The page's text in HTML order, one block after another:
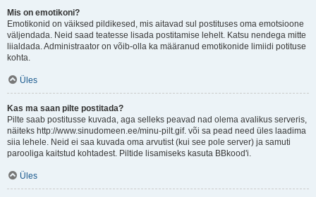
Mis on emotikoni?
Emotikonid on väiksed pildikesed, mis aitavad sul postituses oma emotsioone
väljendada. Neid saad teatesse lisada postitamise lehelt. Katsu nendega mitte
liialdada. Administraator on võib-olla ka määranud emotikonide limiidi potituse
kohta.
Üles
Kas ma saan pilte postitada?
Pilte saab postitusse kuvada, aga selleks peavad nad olema avalikus serveris,
näiteks http://www.sinudomeen.ee/minu-pilt.gif. või sa pead need üles laadima
siia lehele. Neid ei saa kuvada oma arvutist (kui see pole server) ja samuti
parooliga kaitstud kohtadest. Piltide lisamiseks kasuta BBkood'i.
Üles